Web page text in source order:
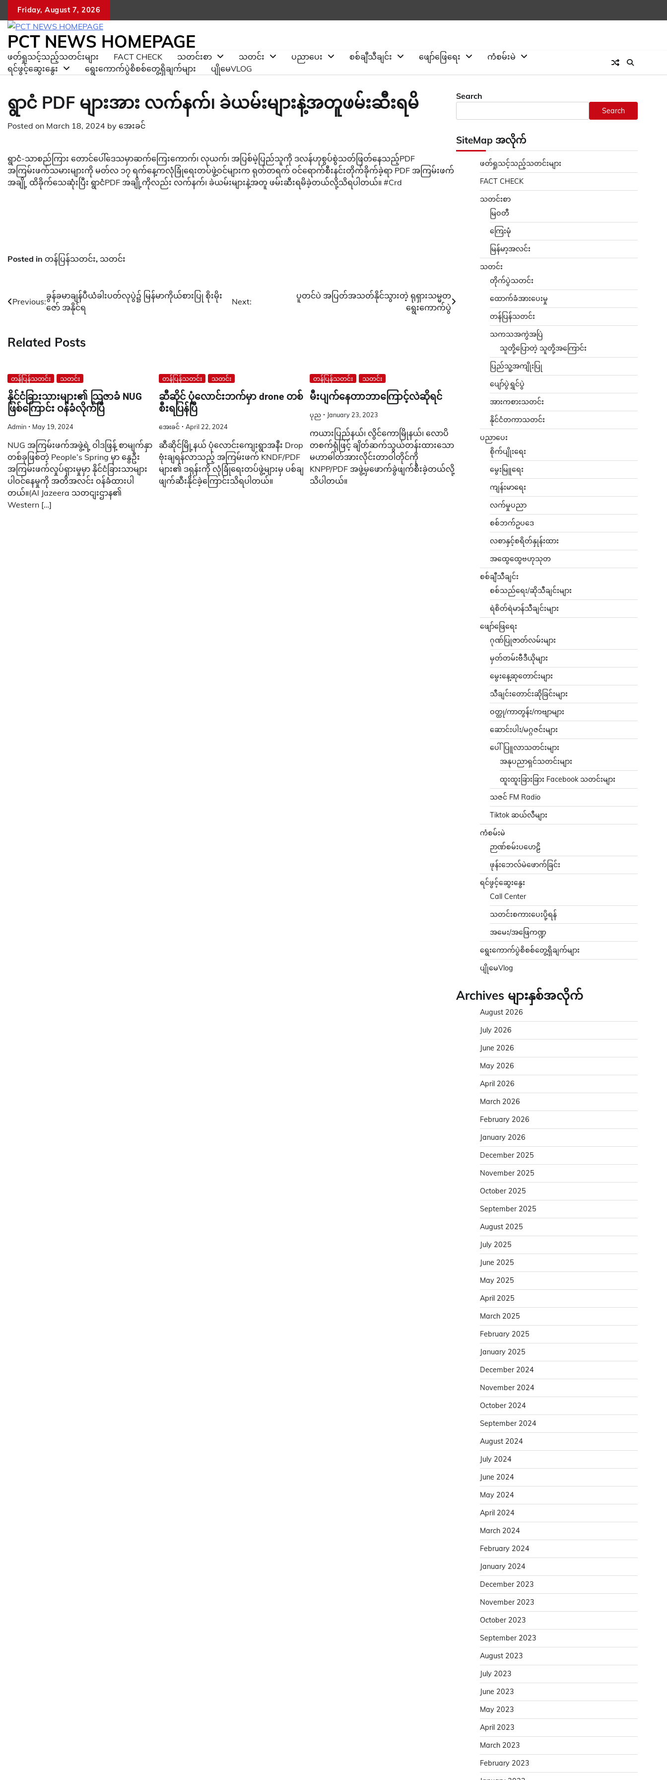
content
Friday, August 7, 2026
PCT NEWS HOMEPAGE
ဖတ်ရှုသင့်သည့်သတင်းများ FACT CHECK သတင်းစာ သတင်း ပညာပေး စစ်ချီသီချင်း ဖျော်ဖြေရေး
ကံစမ်းမဲ
ရင်ဖွင့်ဆွေးနွေး
ရွေးကောက်ပွဲစိစစ်တွေ့ရှိချက်များ ပျိုမေVLOG
ရွာငံ PDF များအား လက်နက်၊ ခဲယမ်းများနဲ့အတူဖမ်းဆီးရမိ
Posted on March 18, 2024 by အေးခင်
ရွာငံ-သာစည်ကြား တောင်ပေါ်ဒေသမှာဆက်ကြေးကောက်၊ လုယက်၊ အပြစ်မဲ့ပြည်သူကို ဒလန်ဟုစွပ်စွဲသတ်ဖြတ်နေသည့်PDF
အကြမ်းဖက်သမားများကို မတ်လ ၁၇ ရက်နေ့ကလုံခြုံရေးတပ်ဖွဲ့ဝင်များက ရုတ်တရက် ဝင်ရောက်စီးနင်းတိုက်ခိုက်ခဲ့ရာ PDF အကြမ်းဖက်
အချို့ ထိခိုက်သေဆုံးပြီး ရွာငံPDF အချို့ကိုလည်း လက်နက်၊ ခဲယမ်းများနဲ့အတူ ဖမ်းဆီးရမိခဲ့တယ်လို့သိရပါတယ်။ #Crd
Posted in တန်ပြန်သတင်း, သတင်း
Post
Previous:
ခွန်ခမာချန်ပီယံခါးပတ်လုပွဲ၌ မြန်မာကိုယ်စားပြု စိုးမိုး
ဇော် အနိုင်ရ
Next:
ပူတင်ပဲ အပြတ်အသတ်နိုင်သွားတဲ့ ရုရှားသမ္မတ
ရွေးကောက်ပွဲ
Related Posts
တန်ပြန်သတင်း သတင်း
နိုင်ငံခြားသားများ၏ သြဇာခံ NUG
ဖြစ်ကြောင်း ဝန်ခံလိုက်ပြီ
Admin May 19, 2024
NUG အကြမ်းဖက်အဖွဲ့ရဲ့ ဝါဒဖြန့် စာမျက်နှာ
တစ်ခုဖြစ်တဲ့ People’s Spring မှာ နွေဦး
အကြမ်းဖက်လှုပ်ရှားမှုမှာ နိုင်ငံခြားသာများ
ပါဝင်နေမှုကို အတိအလင်း ဝန်ခံထားပါ
တယ်။(Al Jazeera သတငျးဌာန၏
Western […]
တန်ပြန်သတင်း သတင်း
ဆီဆိုင် ပုံလောင်းဘက်မှာ drone တစ်
စီးရပြန်ပြီ
အေးခင် April 22, 2024
ဆီဆိုင်မြို့နယ် ပုံလောင်းကျေးရွာအနီး Drop
ဗုံးချရန်လာသည့် အကြမ်းဖက် KNDF/PDF
များ၏ ဒရုန်းကို လုံခြုံရေးတပ်ဖွဲ့များမှ ပစ်ချ
ဖျက်ဆီးနိုင်ခဲ့ကြောင်းသိရပါတယ်။
တန်ပြန်သတင်း သတင်း
မီးပျက်နေတာဘာကြောင့်လဲဆိုရင်
ပုည January 23, 2023
ကယားပြည်နယ်၊ လွိင်ကောမြိုနယ်၊ လောပိ
တစက်ရုံဖြင့် ချိတ်ဆက်သွယ်တန်းထားသော
မဟာဓါတ်အားလိုင်းတာဝါတိုင်ကို
KNPP/PDF အဖွဲ့မှဖောက်ခွဲဖျက်စီးခဲ့တယ်လို့
သိပါတယ်။
Search
Search
SiteMap အလိုက်
ဖတ်ရှုသင့်သည့်သတင်းများ
FACT CHECK
သတင်းစာ
မြဝတီ
ကြေးမုံ
မြန်မာ့အလင်း
သတင်း
တိုက်ပွဲသတင်း
ထောက်ခံအားပေးမှု
တန်ပြန်သတင်း
သကသအကွဲအပြဲ
သူတို့ပြောတဲ့ သူတို့အကြောင်း
ပြည်သူ့အကျိုးပြု
ပျော်ပွဲရွှင်ပွဲ
အားကစားသတင်း
နိုင်ငံတကာသတင်း
ပညာပေး
စိုက်ပျိုးရေး
မွေးမြူရေး
ကျန်းမာရေး
လက်မှုပညာ
စစ်ဘက်ဥပဒေ
လစာနှင့်စရိတ်နှုန်းထား
အထွေထွေဗဟုသုတ
စစ်ချီသီချင်း
စစ်သည်ရေး/ဆိုသီချင်းများ
ရဲစိတ်ရဲမာန်သီချင်းများ
ဖျော်ဖြေရေး
ဂုဏ်ပြုဇာတ်လမ်းများ
မှတ်တမ်းဗီဒီယိုများ
မွေးနေ့ဆုတောင်းများ
သီချင်းတောင်းဆိုခြင်းများ
ဝတ္ထု/ကာတွန်း/ကဗျာများ
ဆောင်းပါး/မဂ္ဂဇင်းများ
ပေါ်ပြူလာသတင်းများ
အနုပညာရှင်သတင်းများ
ထူးထူးခြားခြား Facebook သတင်းများ
သဇင် FM Radio
Tiktok ဆယ်လီများ
ကံစမ်းမဲ
ဉာဏ်စမ်းပဟေဠိ
ဖုန်းဘေလ်မဲဖောက်ခြင်း
ရင်ဖွင့်ဆွေးနွေး
Call Center
သတင်းစကားပေးပို့ရန်
အမေး/အဖြေကဏ္ဍ
ရွေးကောက်ပွဲစိစစ်တွေ့ရှိချက်များ
ပျိုမေVlog
Archives များနှစ်အလိုက်
August 2026
July 2026
June 2026
May 2026
April 2026
March 2026
February 2026
January 2026
December 2025
November 2025
October 2025
September 2025
August 2025
July 2025
June 2025
May 2025
April 2025
March 2025
February 2025
January 2025
December 2024
November 2024
October 2024
September 2024
August 2024
July 2024
June 2024
May 2024
April 2024
March 2024
February 2024
January 2024
December 2023
November 2023
October 2023
September 2023
August 2023
July 2023
June 2023
May 2023
April 2023
March 2023
February 2023